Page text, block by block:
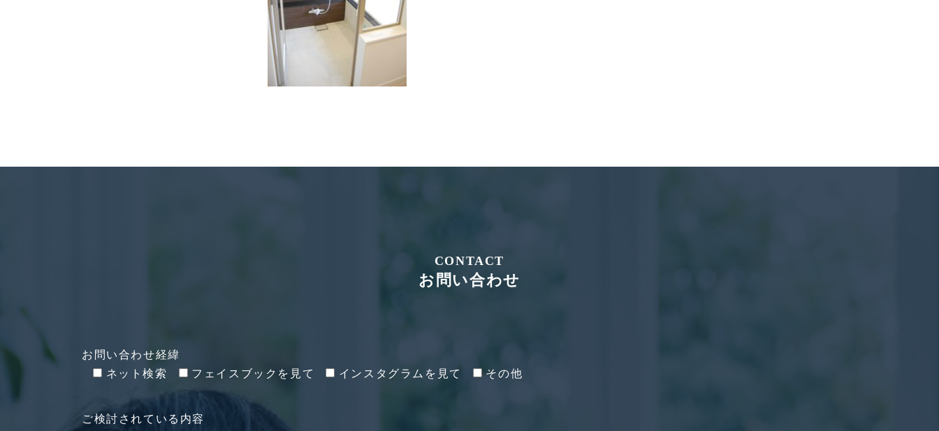
CONTACT
お問い合わせ
お問い合わせ経緯
ネット検索
フェイスブックを見て インスタグラムを見て その他
ご検討されている内容